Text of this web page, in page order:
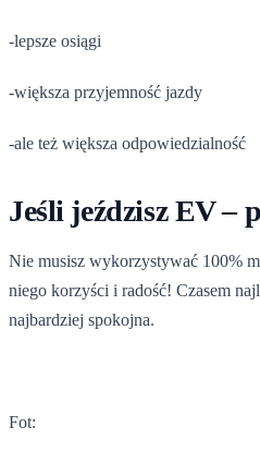
-lepsze osiągi
-większa przyjemność jazdy
-ale też większa odpowiedzialność
Jeśli jeździsz EV –
Nie musisz wykorzystywać 100%
niego korzyści i radość! Czasem
najbardziej spokojna.
Fot: